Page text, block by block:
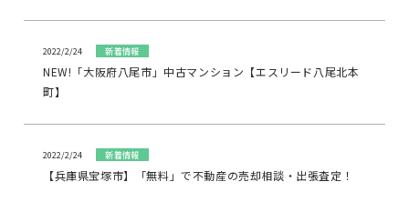
2022/2/24 新着情報
NEW!「大阪府八尾市」中古マンション【エスリード八尾北本
町】
2022/2/24 新着情報
【兵庫県宝塚市】「無料」で不動産の売却相談・出張査定！